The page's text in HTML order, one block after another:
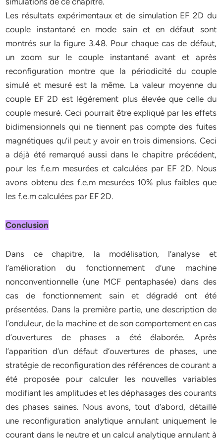
Les résultats expérimentaux et de simulation EF 2D du
couple instantané en mode sain et en défaut sont
montrés sur la figure 3.48. Pour chaque cas de défaut,
un zoom sur le couple instantané avant et après
reconfiguration montre que la périodicité du couple
simulé et mesuré est la même. La valeur moyenne du
couple EF 2D est légèrement plus élevée que celle du
couple mesuré. Ceci pourrait être expliqué par les effets
bidimensionnels qui ne tiennent pas compte des fuites
magnétiques qu’il peut y avoir en trois dimensions. Ceci
a déjà été remarqué aussi dans le chapitre précédent,
pour les f.e.m mesurées et calculées par EF 2D. Nous
avons obtenu des f.e.m mesurées 10% plus faibles que
les f.e.m calculées par EF 2D.
Conclusion
Dans ce chapitre, la modélisation, l’analyse et
l’amélioration du fonctionnement d’une machine
nonconventionnelle (une MCF pentaphasée) dans des
cas de fonctionnement sain et dégradé ont été
présentées. Dans la première partie, une description de
l’onduleur, de la machine et de son comportement en cas
d’ouvertures de phases a été élaborée. Après
l’apparition d’un défaut d’ouvertures de phases, une
stratégie de reconfiguration des références de courant a
été proposée pour calculer les nouvelles variables
modifiant les amplitudes et les déphasages des courants
des phases saines. Nous avons, tout d’abord, détaillé
une reconfiguration analytique annulant uniquement le
courant dans le neutre et un calcul analytique annulant à